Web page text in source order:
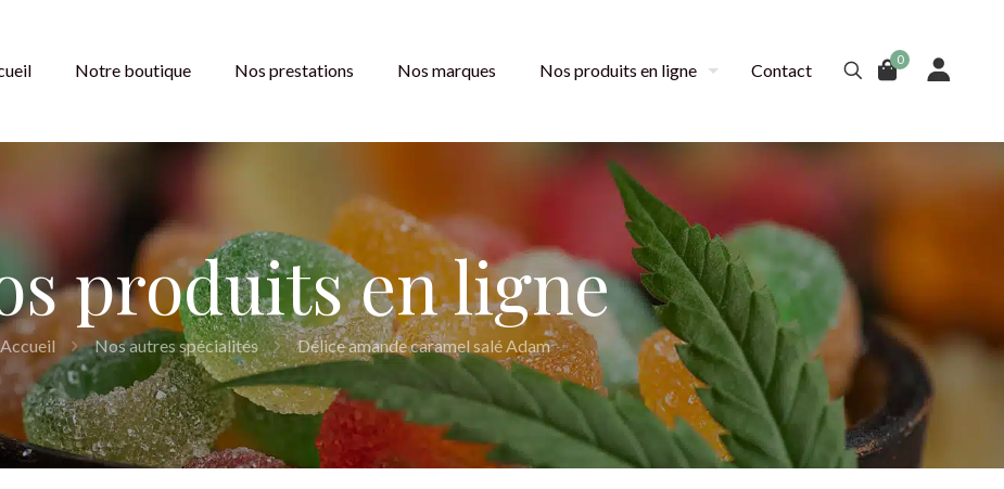
Notre boutique Nos prestations Nos marques Nos produits en ligne Contact
0
produits en ligne
Accueil Nos autres spécialités Délice amande caramel salé Adam